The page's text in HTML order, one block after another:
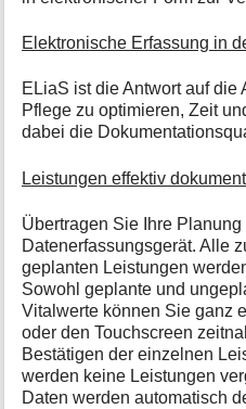
Elektronische Erfassung in
ELiaS ist die Antwort auf die
Pflege zu optimieren, Zeit
dabei die
Leistungen effektiv
Übertragen Sie Ihre
Datenerfassungsgerät. Alle
geplanten Leistungen
Sowohl geplante und
Vitalwerte können Sie ganz
oder den Touchscreen
Bestätigen der einzelnen
werden keine Leistungen
Daten werden automatisch